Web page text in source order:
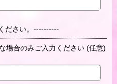
ださい。----------
場合のみご入力ください (任意)